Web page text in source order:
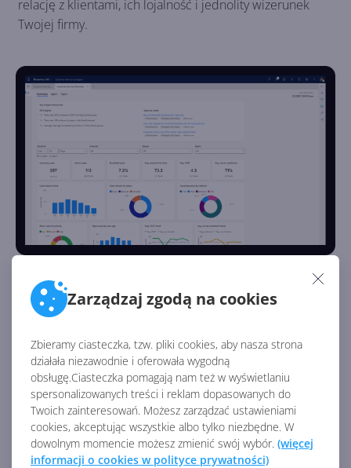
Zarządzaj zgodą na cookies
Zbieramy ciasteczka, tzw. pliki cookies, aby nasza strona
działała niezawodnie i oferowała wygodną
obsługę.Ciasteczka pomagają nam też w wyświetlaniu
spersonalizowanych treści i reklam dopasowanych do
Twoich zainteresowań. Możesz zarządzać ustawieniami
cookies, akceptując wszystkie albo tylko niezbędne. W
dowolnym momencie możesz zmienić swój wybór. (więcej
informacji o cookies w polityce prywatności)
relację z klientami, ich lojalność i jednolity wizerunek
Twojej firmy.
Usługi
ModułUsługi w Dynamics 365— jak sama nazwa
mówi — służy do zarządzania szeroko pojętymi usługami.
Dzięki niemu możesz zarządzać zleceniami na usługi,
przydzielaniem, ilością czasu, raportowaniem i analizą.
Ponadto moduł Usługi w łatwy sposób pozwala
planować spotkania i zarządzać nimi. Nie zabrakło
bogatych wizualizacji, także geograficznych,